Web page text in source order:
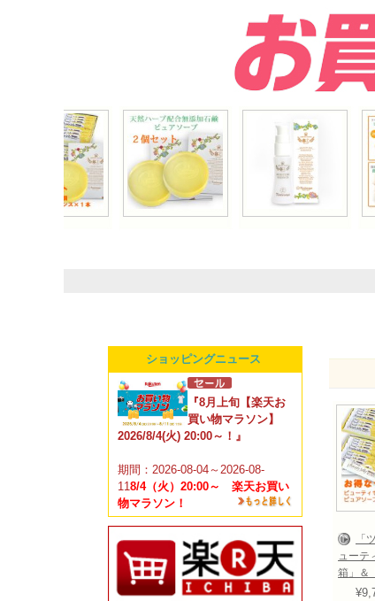
ショッピングニュース
『8月上旬【楽天お
買い物マラソン】
2026/8/4(火) 20:00～！』
期間：2026-08-04～2026-08-
118/4（火）20:00～ 楽天お買い
物マラソン！
「
ューテ
箱」＆
鹸・ピ